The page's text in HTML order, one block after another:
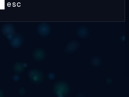
esc